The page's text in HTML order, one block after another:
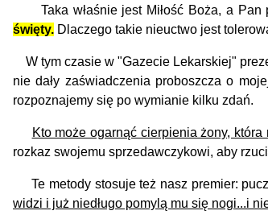
Taka właśnie jest Miłość Boża, a Pan
święty. Dlaczego takie nieuctwo jest
W tym czasie w "Gazecie Lekarskiej"
nie dały zaświadczenia proboszcza o
rozpoznajemy się po wymianie kilku zdań.
Kto może ogarnąć cierpienia żony,
rozkaz swojemu sprzedawczykowi, aby
Te metody stosuje też nasz premier:
widzi i już niedługo pomylą mu się nogi...i